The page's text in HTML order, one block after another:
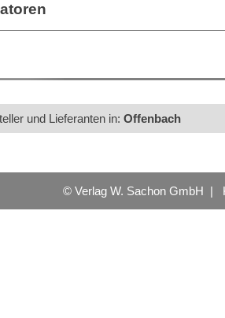
und Lieferanten in: Offenbach
© Verlag W. Sachon GmbH |